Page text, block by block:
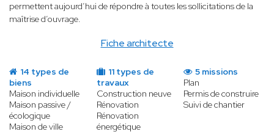
Fiche architecte
permettent aujourd’hui de répondre à toutes les sollicitations de la
maîtrise d’ouvrage.
14 types de
biens
Maison individuelle
Maison passive /
écologique
Maison de ville
11 types de
travaux
Construction neuve
Rénovation
Rénovation
énergétique
5 missions
Plan
Permis de construire
Suivi de chantier